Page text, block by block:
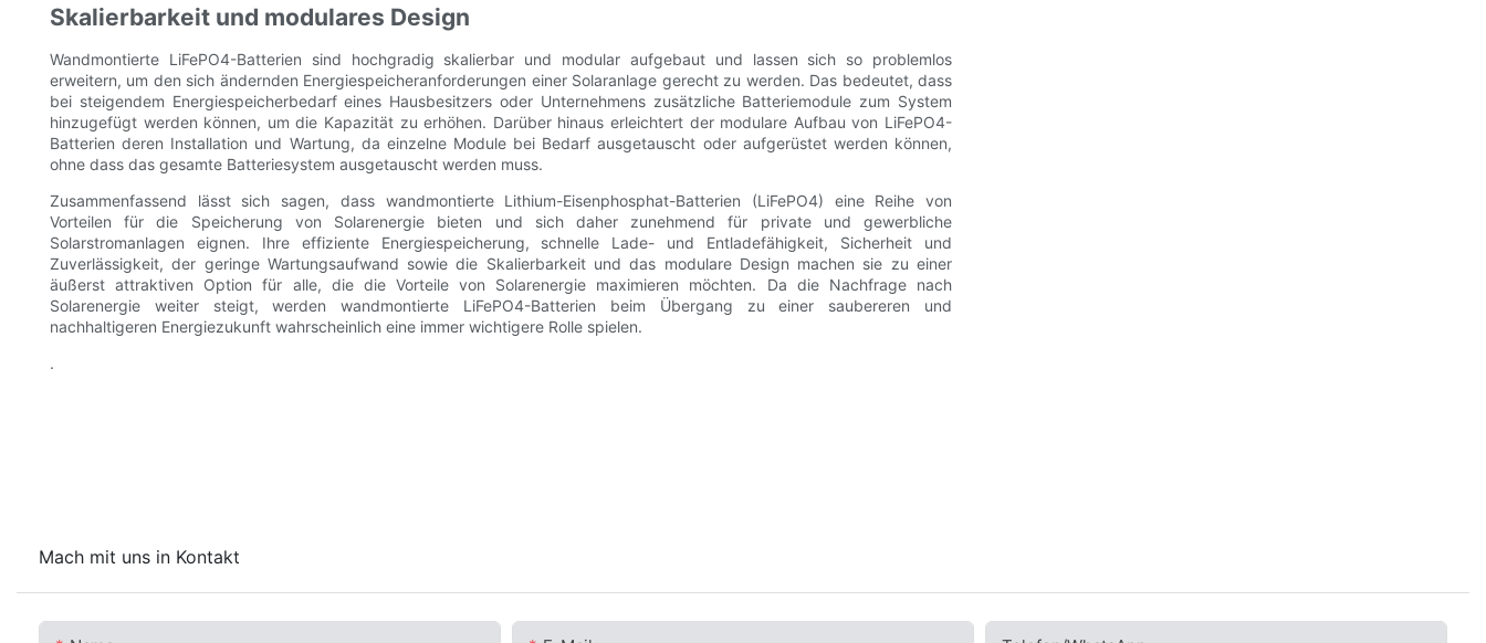
Skalierbarkeit und modulares Design
Wandmontierte LiFePO4-Batterien sind hochgradig skalierbar und modular aufgebaut und lassen sich so problemlos
erweitern, um den sich ändernden Energiespeicheranforderungen einer Solaranlage gerecht zu werden. Das bedeutet, dass
bei steigendem Energiespeicherbedarf eines Hausbesitzers oder Unternehmens zusätzliche Batteriemodule zum System
hinzugefügt werden können, um die Kapazität zu erhöhen. Darüber hinaus erleichtert der modulare Aufbau von LiFePO4-
Batterien deren Installation und Wartung, da einzelne Module bei Bedarf ausgetauscht oder aufgerüstet werden können,
ohne dass das gesamte Batteriesystem ausgetauscht werden muss.
Zusammenfassend lässt sich sagen, dass wandmontierte Lithium-Eisenphosphat-Batterien (LiFePO4) eine Reihe von
Vorteilen für die Speicherung von Solarenergie bieten und sich daher zunehmend für private und gewerbliche
Solarstromanlagen eignen. Ihre effiziente Energiespeicherung, schnelle Lade- und Entladefähigkeit, Sicherheit und
Zuverlässigkeit, der geringe Wartungsaufwand sowie die Skalierbarkeit und das modulare Design machen sie zu einer
äußerst attraktiven Option für alle, die die Vorteile von Solarenergie maximieren möchten. Da die Nachfrage nach
Solarenergie weiter steigt, werden wandmontierte LiFePO4-Batterien beim Übergang zu einer saubereren und
nachhaltigeren Energiezukunft wahrscheinlich eine immer wichtigere Rolle spielen.
.
Mach mit uns in Kontakt